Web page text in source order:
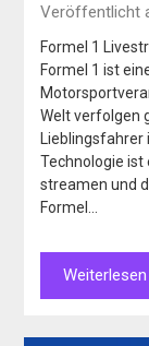
Veröffentlicht
Formel 1
Formel 1 ist
Welt verfolgen
Technologie ist
streamen und
Formel…
Weiterlesen